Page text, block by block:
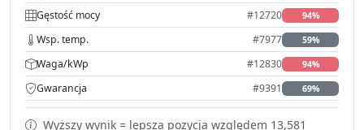
Gęstość mocy #12720 94%
Wsp. temp. #7977 59%
Waga/kWp #12830 94%
Gwarancja #9391 69%
Wyższy wynik = lepsza pozycja względem 13,581